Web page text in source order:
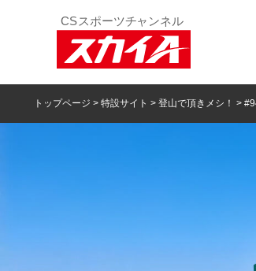
トップページ > 特設サイト > 登山で頂きメシ！ >